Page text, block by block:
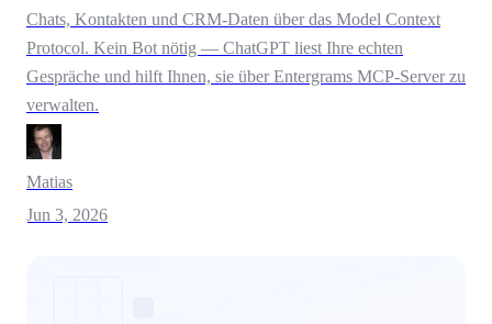
Chats, Kontakten und CRM-Daten über das Model Context
Protocol. Kein Bot nötig — ChatGPT liest Ihre echten
Gespräche und hilft Ihnen, sie über Entergrams MCP-Server zu
verwalten.
Matias
Jun 3, 2026